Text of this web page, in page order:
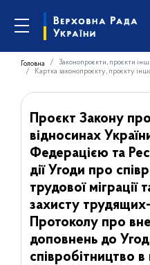
Головна Законопроєкти, проєкти
Картка законопроєкту, проєкту
Проєкт Закону
відносинах
Федерацією та
дії Угоди про
трудової міграції
захисту трудящих-
Протоколу про
доповнень до
співробітництво в